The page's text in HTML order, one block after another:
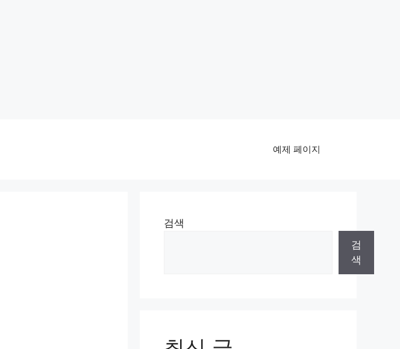
예제 페이지
검색
검
색